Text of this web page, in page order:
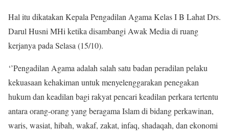
Hal itu dikatakan Kepala Pengadilan Agama Kelas I B Lahat Drs.
Darul Husni MHi ketika disambangi Awak Media di ruang
kerjanya pada Selasa (15/10).
‘’Pengadilan Agama adalah salah satu badan peradilan pelaku
kekuasaan kehakiman untuk menyelenggarakan penegakan
hukum dan keadilan bagi rakyat pencari keadilan perkara tertentu
antara orang-orang yang beragama Islam di bidang perkawinan,
waris, wasiat, hibah, wakaf, zakat, infaq, shadaqah, dan ekonomi